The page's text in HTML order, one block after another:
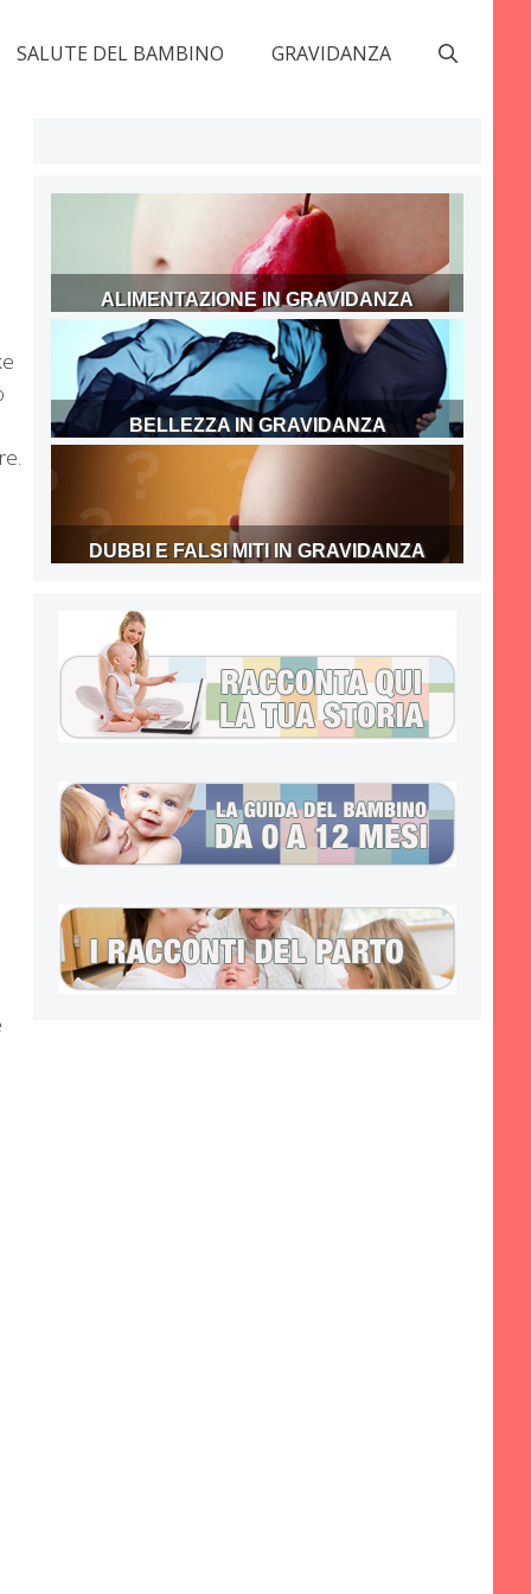
SALUTE DEL BAMBINO GRAVIDANZA
ALIMENTAZIONE IN GRAVIDANZA
BELLEZZA IN GRAVIDANZA
DUBBI E FALSI MITI IN GRAVIDANZA